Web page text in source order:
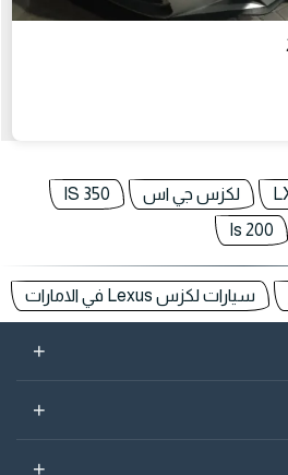
لكزس جي اس
IS 350
Is 200
سيارات لكزس Lexus في الامارات
+
+
+